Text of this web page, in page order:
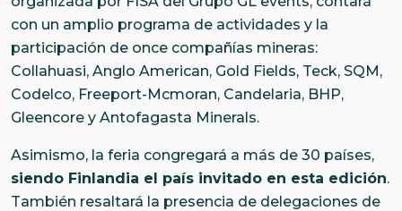
con un amplio programa de actividades y la
participación de once compañías mineras:
Collahuasi, Anglo American, Gold Fields, Teck, SQM,
Codelco, Freeport-Mcmoran, Candelaria, BHP,
Gleencore y Antofagasta Minerals.
Asimismo, la feria congregará a más de 30 países,
siendo Finlandia el país invitado en esta edición.
También resaltará la presencia de delegaciones de